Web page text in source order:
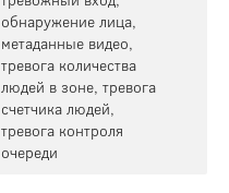
обнаружение лица,
метаданные видео,
тревога количества
людей в зоне, тревога
счетчика людей,
тревога контроля
очереди